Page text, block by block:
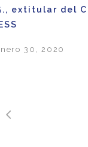
extitular del
30, 2020